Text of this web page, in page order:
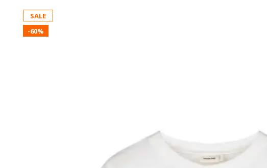
SALE
-60%